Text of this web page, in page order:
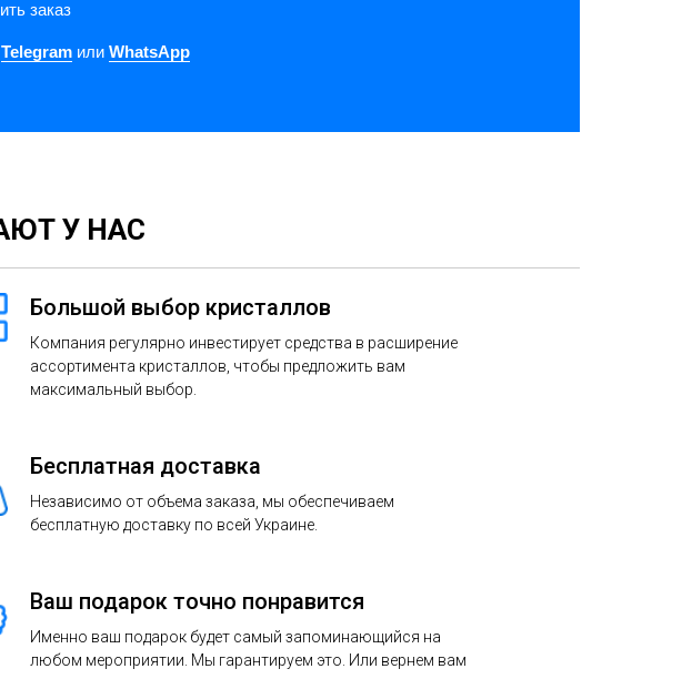
заказ
Telegram или WhatsApp
У НАС
Большой выбор кристаллов
Компания регулярно инвестирует средства в расширение
ассортимента кристаллов, чтобы предложить вам
максимальный выбор.
Бесплатная доставка
Независимо от объема заказа, мы обеспечиваем
бесплатную доставку по всей Украине.
Ваш подарок точно понравится
Именно ваш подарок будет самый запоминающийся на
любом мероприятии. Мы гарантируем это. Или вернем вам